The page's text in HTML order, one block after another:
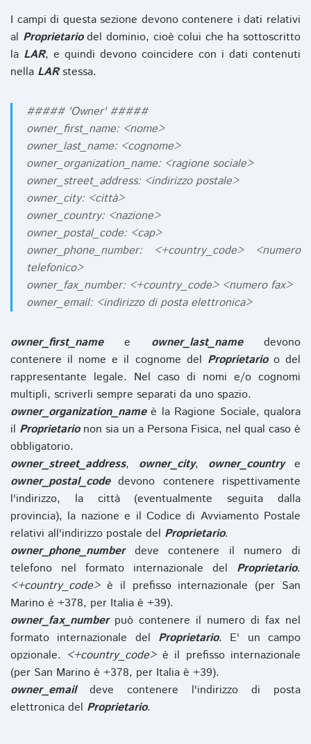
I campi di questa sezione devono contenere i dati relativi
al Proprietariodel dominio, cioè colui che ha sottoscritto
la LAR, e quindi devono coincidere con i dati contenuti
nella LARstessa.
##### 'Owner' #####
owner_first_name: <nome>
owner_last_name: <cognome>
owner_organization_name: <ragione sociale>
owner_street_address: <indirizzo postale>
owner_city: <città>
owner_country: <nazione>
owner_postal_code: <cap>
owner_phone_number: <+country_code> <numero
telefonico>
owner_fax_number: <+country_code> <numero fax>
owner_email: <indirizzo di posta elettronica>
owner_first_namee owner_last_namedevono
contenere il nome e il cognome del Proprietarioo del
rappresentante legale. Nel caso di nomi e/o cognomi
multipli, scriverli sempre separati da uno spazio.
owner_organization_nameè la Ragione Sociale, qualora
il Proprietarionon sia un a Persona Fisica, nel qual caso è
obbligatorio.
owner_street_address, owner_city, owner_countrye
owner_postal_codedevono contenere rispettivamente
l'indirizzo, la città (eventualmente seguita dalla
provincia), la nazione e il Codice di Avviamento Postale
relativi all'indirizzo postale del Proprietario.
owner_phone_numberdeve contenere il numero di
telefono nel formato internazionale del Proprietario.
<+country_code>è il prefisso internazionale (per San
Marino è +378, per Italia è +39).
owner_fax_numberpuò contenere il numero di fax nel
formato internazionale del Proprietario. E' un campo
opzionale. <+country_code>è il prefisso internazionale
(per San Marino è +378, per Italia è +39).
owner_emaildeve contenere l'indirizzo di posta
elettronica del Proprietario.